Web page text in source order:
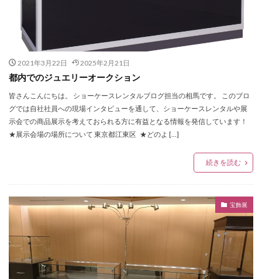
2021年3月22日 2025年2月21日
都内でのジュエリーオークション
皆さんこんにちは。 ショーケースレンタルブログ担当の相馬です。 このブロ
グでは自社社員への現場インタビューを通して、ショーケースレンタルや展
示会での商品展示を考えておられる方に有益となる情報を発信しています！
★展示会場の場所について 東京都江東区 ★どのよ […]
続きを読む
宝飾展